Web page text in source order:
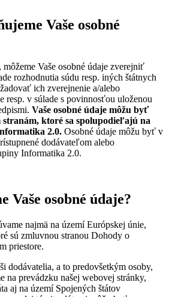
Vaše osobné
Vaše osobné údaje zverejniť
rozhodnutia súdu resp. iných štátnych
ich zverejnenie a/alebo
resp. v súlade s povinnosťou uloženou
Vaše osobné údaje môžu byť
ktoré sa spolupodieľajú na
2.0. Osobné údaje môžu byť v
dodávateľom alebo
Informatika 2.0.
Vaše osobné údaje?
najmä na území Európskej únie,
sú zmluvnou stranou Dohody o
priestore.
dodávatelia, a to predovšetkým osoby,
na prevádzku našej webovej stránky,
aj na území Spojených štátov